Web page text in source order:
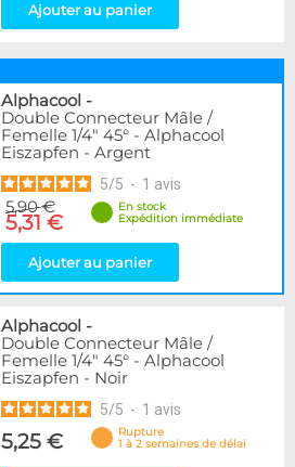
Ajouter au panier
Alphacool -
Double Connecteur Mâle /
Femelle 1/4" 45° - Alphacool
Eiszapfen - Argent
5/5 - 1 avis
5,90 €
5,31 €
En stock
Expédition immédiate
Ajouter au panier
Alphacool -
Double Connecteur Mâle /
Femelle 1/4" 45° - Alphacool
Eiszapfen - Noir
5/5 - 1 avis
5,25 €
Rupture
1 à 2 semaines de délai